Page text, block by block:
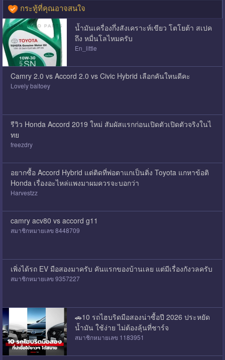
กระทู้ที่คุณอาจสนใจ
น้ำมันเครื่องกึ่งสังเคราะห์เขียว โตโยต้า สเปค
ถึง หมื่นโลไหมครับ
En_little
Camry 2.0 vs Accord 2.0 vs Civic Hybrid เลือกคันใหนดีคะ
Lovely baitoey
รีวิว Honda Accord 2019 ใหม่ สัมผัสแรกก่อนเปิดตัวเปิดตัวจริงในไ
ทย
freezdry
อยากซื้อ Accord Hybrid แต่ติดที่พ่อตาแกเป็นติ่ง Toyota แกหาข้อติ
Honda เรื่องอะไหล่แพงมาผมควรจะบอกว่า
Harvestzz
camry acv80 vs accord g11
สมาชิกหมายเลข 8448709
เพิ่งได้รถ EV มือสองมาครับ คันแรกของบ้านเลย แต่มีเรื่องกังวลครับ
สมาชิกหมายเลข 9357227
🚗10 รถไฮบริดมือสองน่าซื้อปี 2026 ประหยัด
น้ำมัน ใช้ง่าย ไม่ต้องลุ้นที่ชาร์จ
สมาชิกหมายเลข 1183951